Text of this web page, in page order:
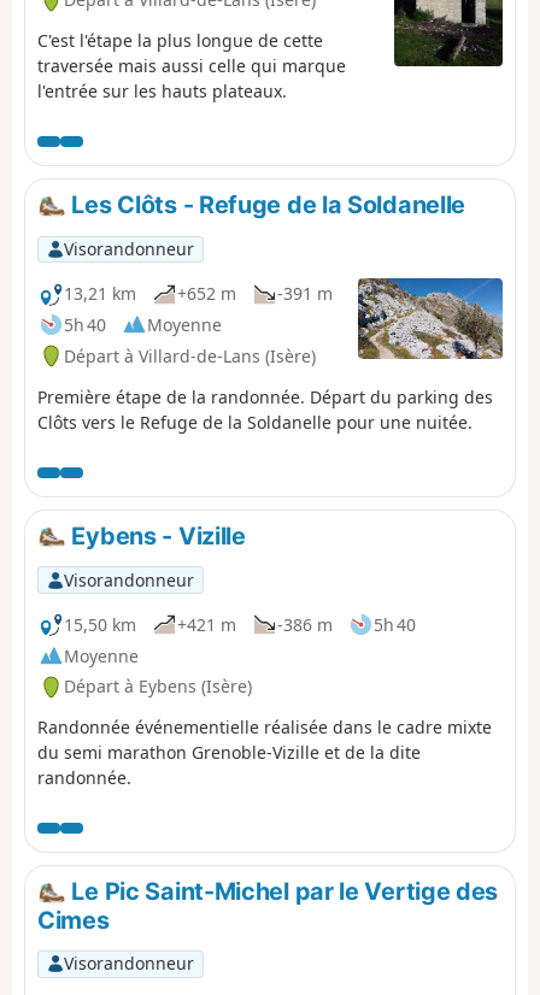
C'est l'étape la plus longue de cette
traversée mais aussi celle qui marque
l'entrée sur les hauts plateaux.
Les Clôts - Refuge de la Soldanelle
Visorandonneur
13,21 km
+652 m
-391 m
5h 40
Moyenne
Départ à Villard-de-Lans (Isère)
Première étape de la randonnée. Départ du parking des
Clôts vers le Refuge de la Soldanelle pour une nuitée.
Eybens - Vizille
Visorandonneur
15,50 km
+421 m -386 m
5h 40
Moyenne
Départ à Eybens (Isère)
Randonnée événementielle réalisée dans le cadre mixte
du semi marathon Grenoble-Vizille et de la dite
randonnée.
Le Pic Saint-Michel par le Vertige des
Cimes
Visorandonneur